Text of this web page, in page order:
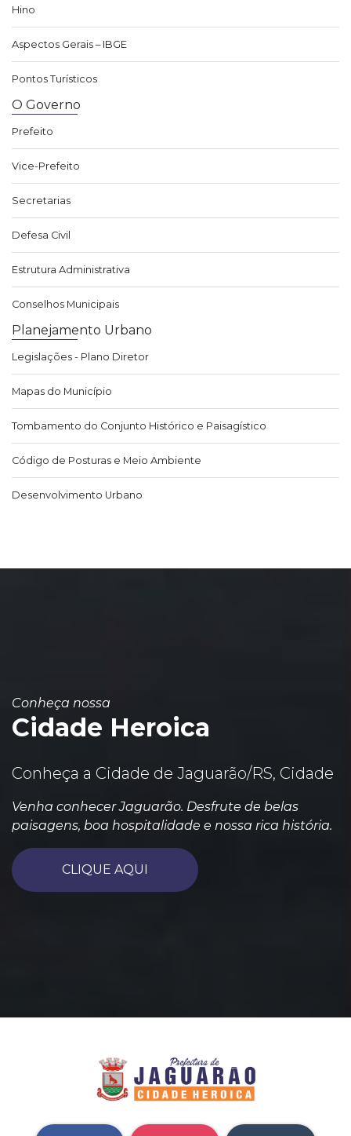
Hino
Aspectos Gerais – IBGE
Pontos Turísticos
O Governo
Prefeito
Vice-Prefeito
Secretarias
Defesa Civil
Estrutura Administrativa
Conselhos Municipais
Planejamento Urbano
Legislações - Plano Diretor
Mapas do Município
Tombamento do Conjunto Histórico e Paisagístico
Código de Posturas e Meio Ambiente
Desenvolvimento Urbano
Conheça nossa
Cidade Heroica
Conheça a Cidade de Jaguarão/RS, Cidade
Venha conhecer Jaguarão. Desfrute de belas
paisagens, boa hospitalidade e nossa rica história.
CLIQUE AQUI